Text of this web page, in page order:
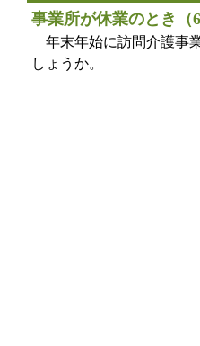
事業所が休業のとき（
年末年始に訪問介護事
しょうか。